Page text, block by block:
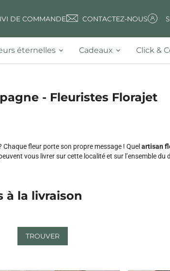
DE COMMANDE CONTACTEZ-NOUS
éternelles Cadeaux Click &
- Fleuristes Florajet
fleur porte son propre message ! Quel artisan
vous livrer sur cette localité et sur l’ensemble du
à la livraison
TROUVER